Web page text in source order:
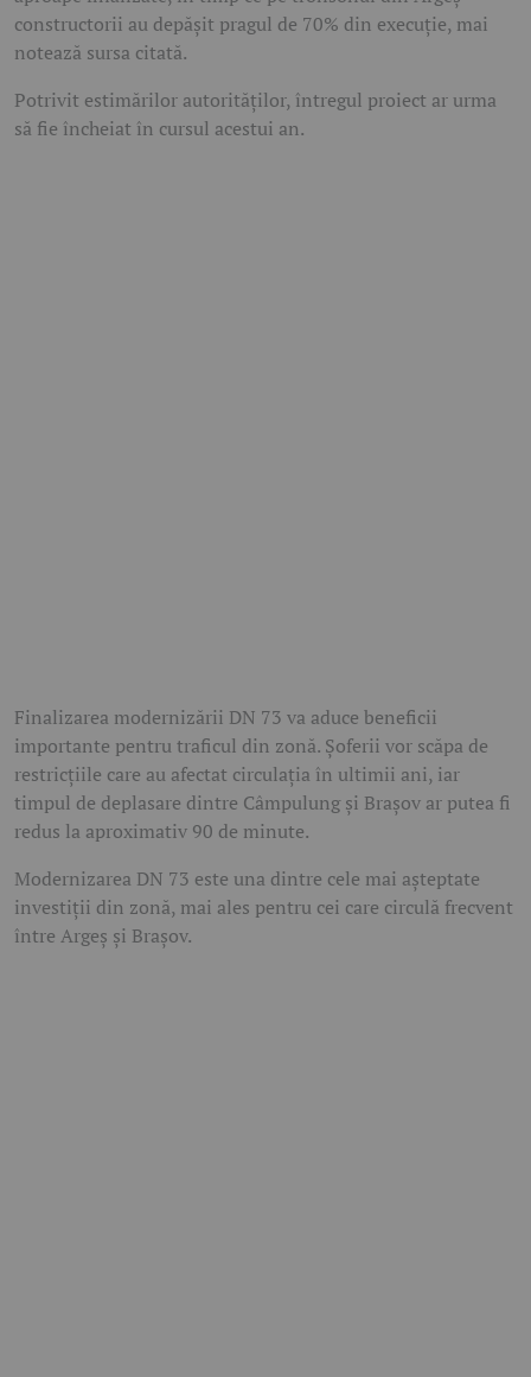
constructorii au depășit pragul de 70% din execuție, mai
notează sursa citată.
Potrivit estimărilor autorităților, întregul proiect ar urma
să fie încheiat în cursul acestui an.
Finalizarea modernizării DN 73 va aduce beneficii
importante pentru traficul din zonă. Șoferii vor scăpa de
restricțiile care au afectat circulația în ultimii ani, iar
timpul de deplasare dintre Câmpulung și Brașov ar putea fi
redus la aproximativ 90 de minute.
Modernizarea DN 73 este una dintre cele mai așteptate
investiții din zonă, mai ales pentru cei care circulă frecvent
între Argeș și Brașov.